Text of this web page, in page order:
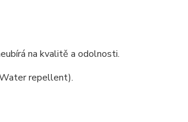
na kvalitě a odolnosti.
repellent).